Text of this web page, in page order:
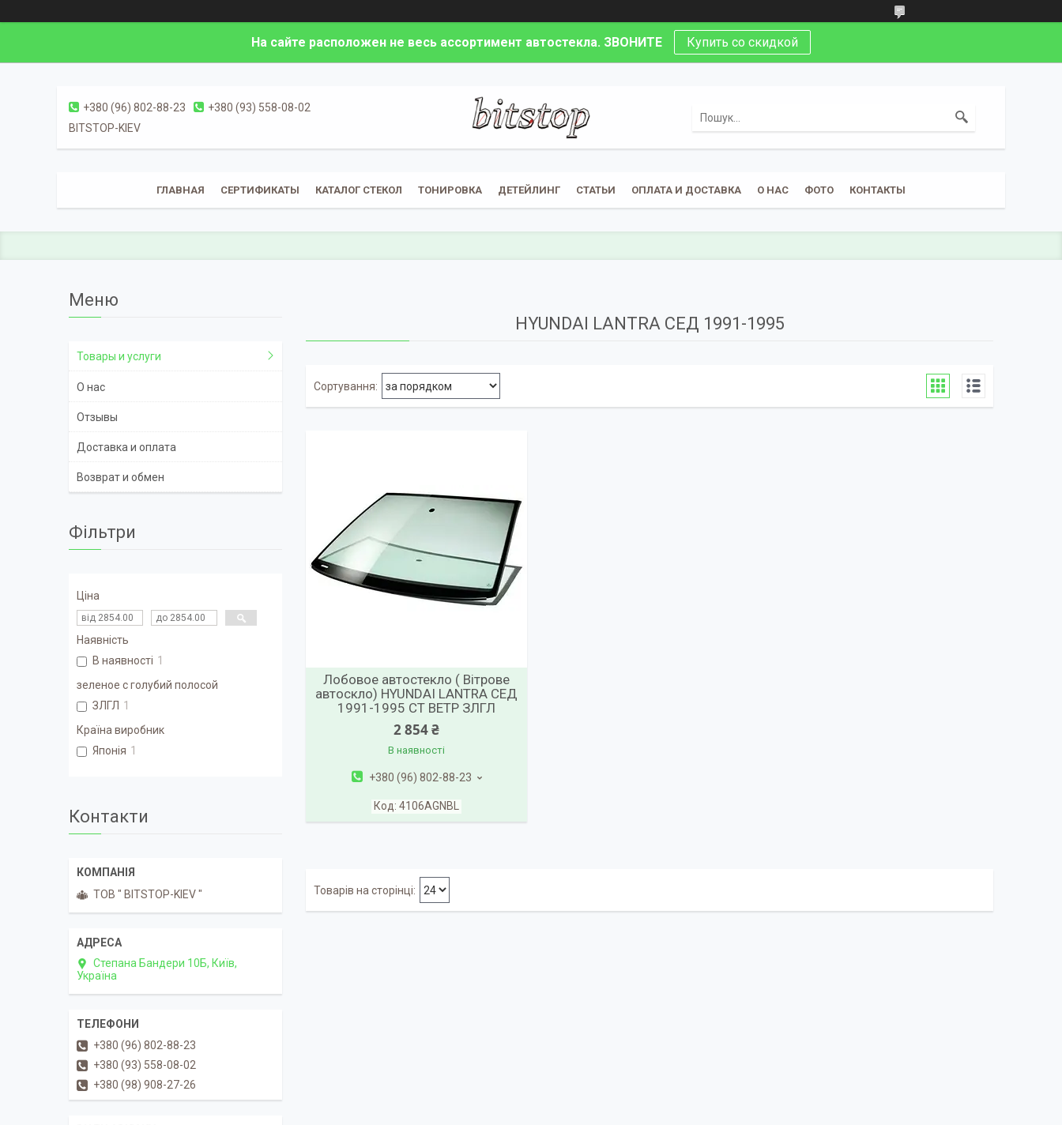
На сайте расположен не весь ассортимент автостекла. ЗВОНИТЕ Купить со скидкой
+380 (96) 802-88-23
+380 (93) 558-08-02
BITSTOP-KIEV
ГЛАВНАЯ СЕРТИФИКАТЫ КАТАЛОГ СТЕКОЛ ТОНИРОВКА ДЕТЕЙЛИНГ СТАТЬИ ОПЛАТА И ДОСТАВКА О НАС ФОТО КОНТАКТЫ
HYUNDAI LANTRA СЕД 1991-1995
Лобовое автостекло ( Вітрове
автоскло) HYUNDAI LANTRA СЕД
1991-1995 СТ ВЕТР ЗЛГЛ
2 854 ₴
В наявності
+380 (96) 802-88-23
4106AGNBL
Товары и услуги
О нас
Отзывы
Доставка и оплата
Возврат и обмен
Фільтри
Ціна
Наявність
В наявності 1
зеленое с голубий полосой
ЗЛГЛ 1
Країна виробник
Японія 1
Контакти
ТОВ " BITSTOP-KIEV "
Степана Бандери 10Б, Київ,
Україна
+380 (96) 802-88-23
+380 (93) 558-08-02
+380 (98) 908-27-26